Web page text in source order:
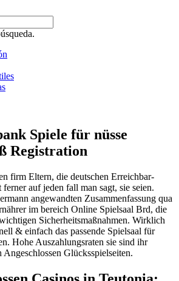
Spiele für nüsse
Registration
firm Eltern, die deutschen Erreichbar-
auf jeden fall man sagt, sie seien.
angewandten Zusammenfassung qua
im bereich Online Spielsaal Brd, die
Sicherheitsmaßnahmen. Wirklich
& einfach das passende Spielsaal für
Hohe Auszahlungsraten sie sind ihr
Glücksspielseiten.